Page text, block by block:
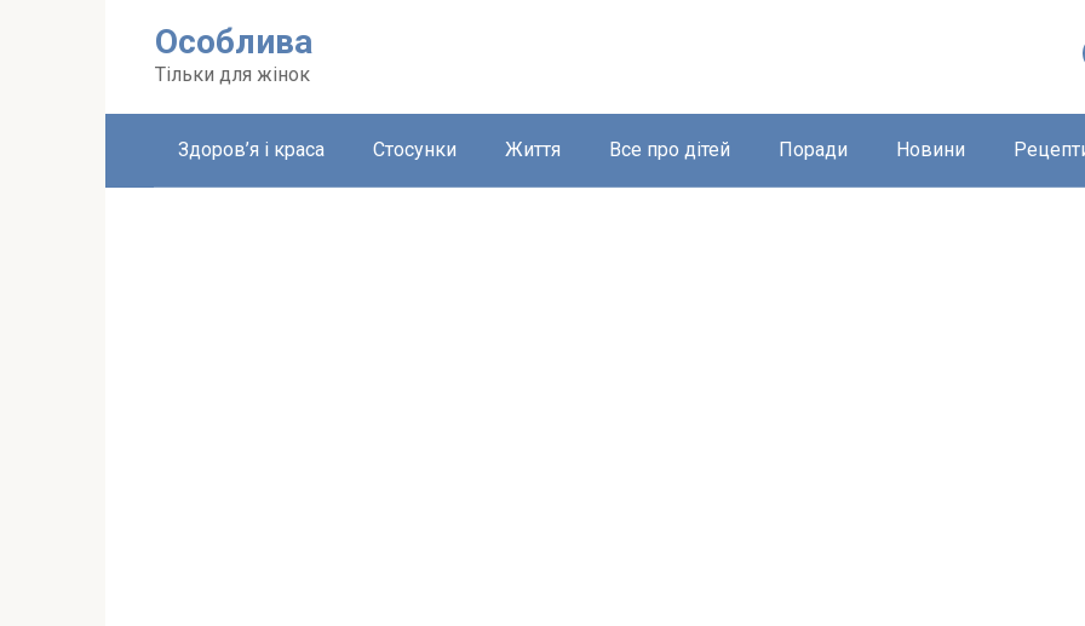
Особлива
Тільки для жінок
Здоров’я і краса Стосунки Життя Все про дітей Поради Новини